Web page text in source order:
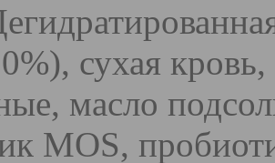
сухая
масло
МОS,